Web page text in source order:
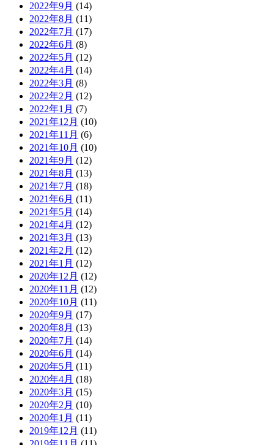
2022年9月 (14)
2022年8月 (11)
2022年7月 (17)
2022年6月 (8)
2022年5月 (12)
2022年4月 (14)
2022年3月 (8)
2022年2月 (12)
2022年1月 (7)
2021年12月 (10)
2021年11月 (6)
2021年10月 (10)
2021年9月 (12)
2021年8月 (13)
2021年7月 (18)
2021年6月 (11)
2021年5月 (14)
2021年4月 (12)
2021年3月 (13)
2021年2月 (12)
2021年1月 (12)
2020年12月 (12)
2020年11月 (12)
2020年10月 (11)
2020年9月 (17)
2020年8月 (13)
2020年7月 (14)
2020年6月 (14)
2020年5月 (11)
2020年4月 (18)
2020年3月 (15)
2020年2月 (10)
2020年1月 (11)
2019年12月 (11)